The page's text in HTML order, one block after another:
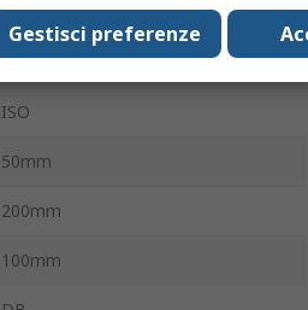
A 3 pin (Globale), Tipo C
3kg
ISO
50mm
200mm
100mm
Gestisci preferenze